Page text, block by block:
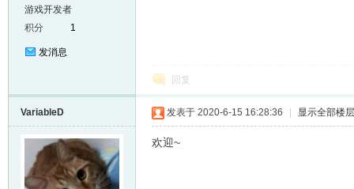
游戏开发者
积分
1
发消息
回复
VariableD 发表于 2020-6-15 16:28:36 显示全部楼层
欢迎~